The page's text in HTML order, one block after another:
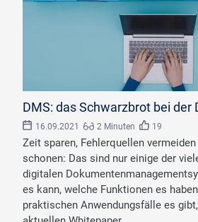
DMS: das Schwarzbrot bei der
16.09.2021 2 Minuten 19
Zeit sparen, Fehlerquellen
schonen: Das sind nur einige der
digitalen
es kann, welche Funktionen es
praktischen Anwendungsfälle es